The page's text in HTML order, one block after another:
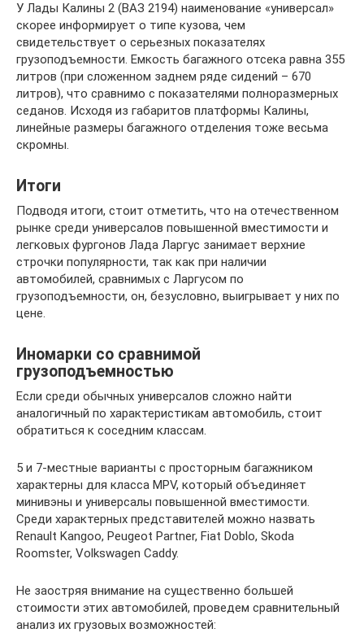
У Лады Калины 2 (ВАЗ 2194) наименование «универсал»
скорее информирует о типе кузова, чем
свидетельствует о серьезных показателях
грузоподъемности. Емкость багажного отсека равна 355
литров (при сложенном заднем ряде сидений – 670
литров), что сравнимо с показателями полноразмерных
седанов. Исходя из габаритов платформы Калины,
линейные размеры багажного отделения тоже весьма
скромны.
Итоги
Подводя итоги, стоит отметить, что на отечественном
рынке среди универсалов повышенной вместимости и
легковых фургонов Лада Ларгус занимает верхние
строчки популярности, так как при наличии
автомобилей, сравнимых с Ларгусом по
грузоподъемности, он, безусловно, выигрывает у них по
цене.
Иномарки со сравнимой
грузоподъемностью
Если среди обычных универсалов сложно найти
аналогичный по характеристикам автомобиль, стоит
обратиться к соседним классам.
5 и 7-местные варианты с просторным багажником
характерны для класса MPV, который объединяет
минивэны и универсалы повышенной вместимости.
Среди характерных представителей можно назвать
Renault Kangoo, Peugeot Partner, Fiat Doblo, Skoda
Roomster, Volkswagen Caddy.
Не заостряя внимание на существенно большей
стоимости этих автомобилей, проведем сравнительный
анализ их грузовых возможностей: